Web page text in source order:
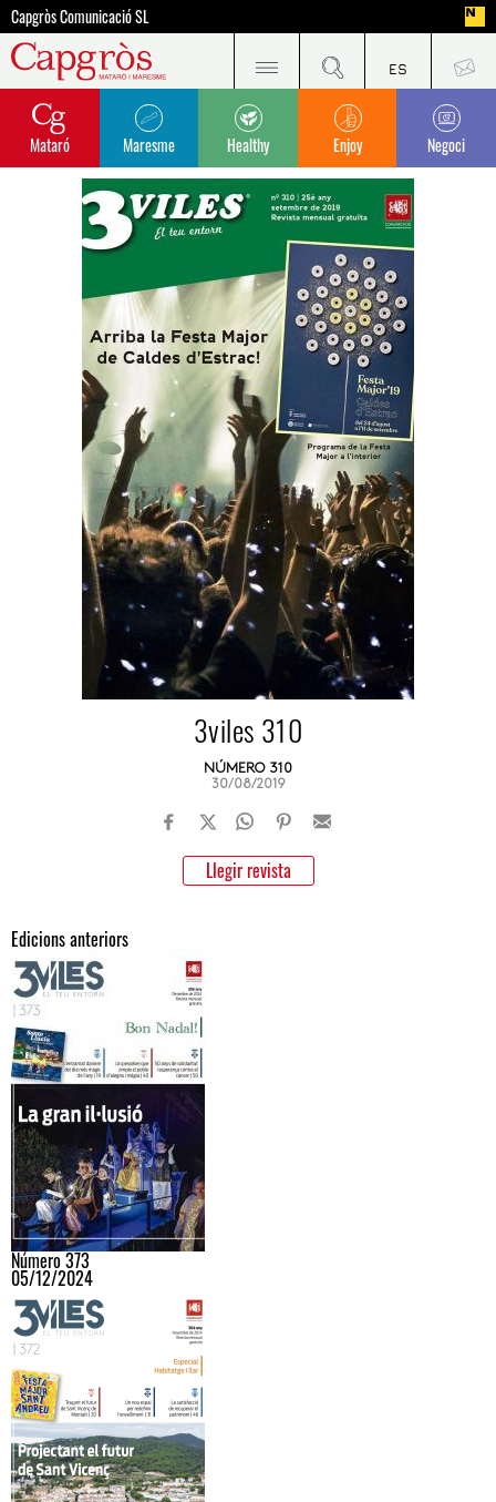
Capgròs Comunicació SL
Mataró Maresme Healthy Enjoy Negoci
3viles 310
NÚMERO 310
30/08/2019
Llegir revista
Edicions anteriors
Número 373
05/12/2024